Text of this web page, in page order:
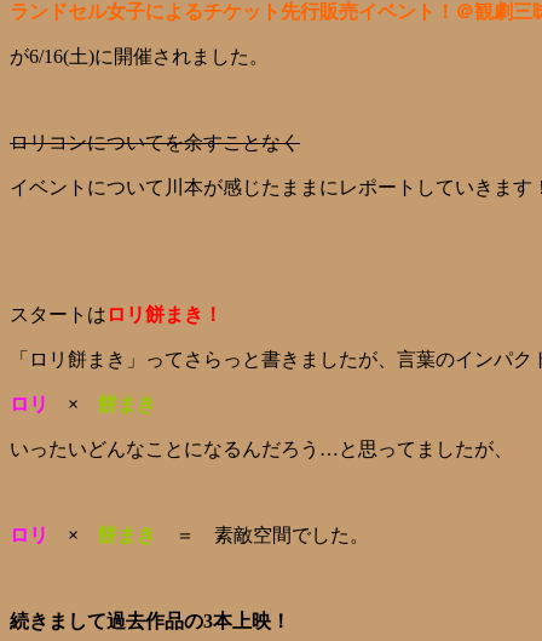
ランドセル女子によるチケット先行販売イベント！＠観劇三
が6/16(土)に開催されました。
ロリコンについてを余すことなく
イベントについて川本が感じたままにレポートしていきます！
スタートは ロリ餅まき！
「ロリ餅まき」ってさらっと書きましたが、言葉のインパク
ロリ × 餅まき
いったいどんなことになるんだろう…と思ってましたが、
ロリ × 餅まき ＝ 素敵空間でした。
続きまして過去作品の3本上映！